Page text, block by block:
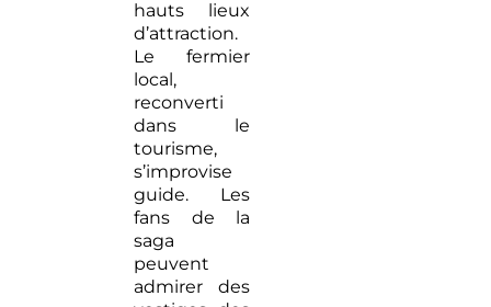
hauts lieux
d’attraction.
Le fermier
local,
reconverti
dans le
tourisme,
s’improvise
guide. Les
fans de la
saga
peuvent
admirer des